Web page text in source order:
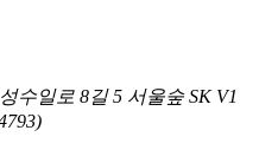
수일로 8길 5 서울숲 SK V1